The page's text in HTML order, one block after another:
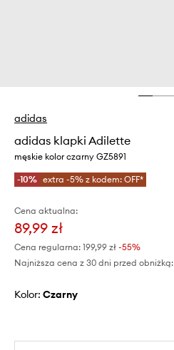
adidas
adidas klapki Adilette
męskie kolor czarny GZ5891
-10% extra -5% z kodem: OFF*
Cena aktualna:
89,99 zł
Cena regularna: 199,99 zł -55%
Najniższa cena z 30 dni przed obniżką:
Kolor: czarny